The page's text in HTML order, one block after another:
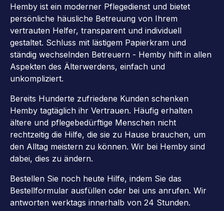
Hemby ist ein moderner Pflegedienst und bietet
persönliche häusliche Betreuung von Ihrem
vertrauten Helfer, transparent und individuell
gestaltet. Schluss mit lästigem Papierkram und
ständig wechselnden Betreuern - Hemby hilft in allen
Aspekten des Älterwerdens, einfach und
unkompliziert.
Bereits Hunderte zufriedene Kunden schenken
Hemby tagtäglich ihr Vertrauen. Häufig erhalten
ältere und pflegebedürftige Menschen nicht
rechtzeitig die Hilfe, die sie zu Hause brauchen, um
den Alltag meistern zu können. Wir bei Hemby sind
dabei, dies zu ändern.
Bestellen Sie noch heute Hilfe, indem Sie das
Bestellformular ausfüllen oder bei uns anrufen. Wir
antworten werktags innerhalb von 24 Stunden.